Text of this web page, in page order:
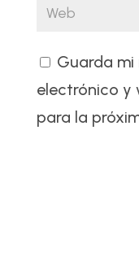
Guarda mi
electrónico y
para la